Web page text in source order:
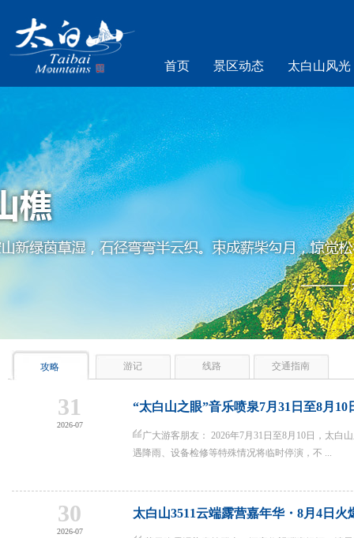
首页 景区动态 太白山风光
攻略 游记 线路 交通指南
31
2026-07
“太白山之眼”音乐喷泉7月31日至8月10
广大游客朋友： 2026年7月31日至8月10日，太白
遇降雨、设备检修等特殊情况将临时停演，不 ...
30
2026-07
太白山3511云端露营嘉年华・8月4日火